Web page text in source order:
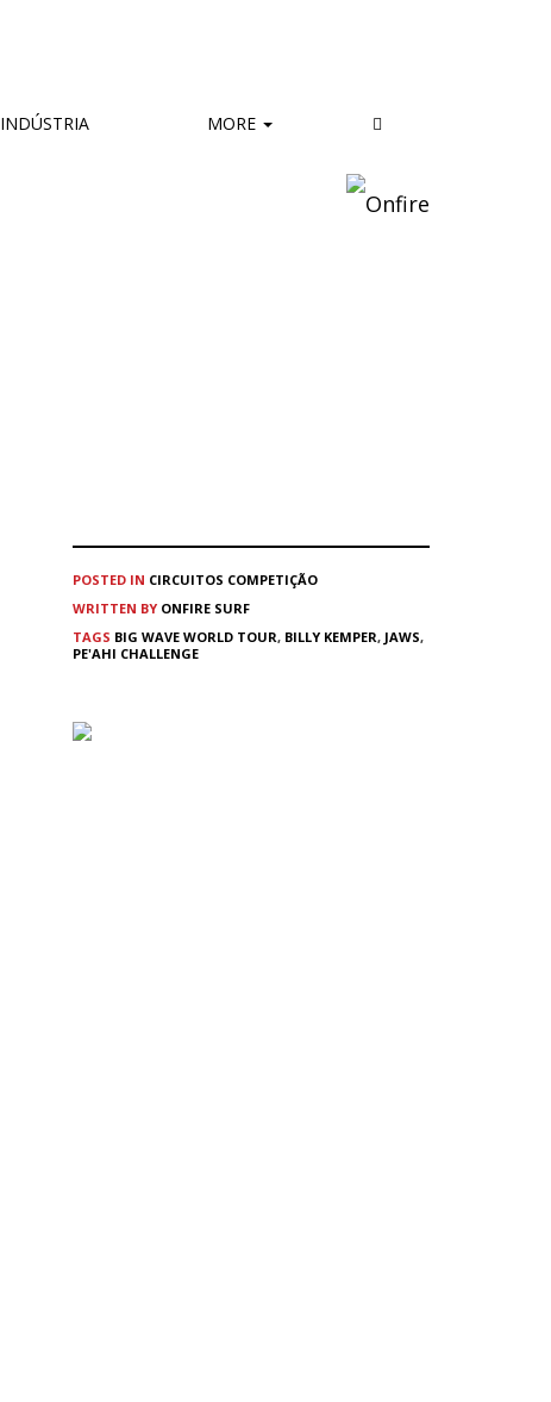
INDÚSTRIA MORE
POSTED IN CIRCUITOS COMPETIÇÃO
WRITTEN BY ONFIRE SURF
TAGS BIG WAVE WORLD TOUR, BILLY KEMPER, JAWS,
PE'AHI CHALLENGE